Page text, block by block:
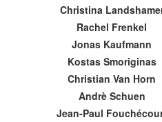
Christina
Rachel Frenkel
Jonas Kaufmann
Kostas Smoriginas
Christian Van Horn
Andrè Schuen
Jean-Paul